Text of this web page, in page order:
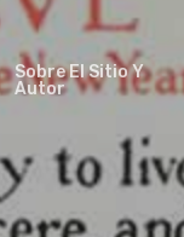
Sobre El Sitio Y
Autor